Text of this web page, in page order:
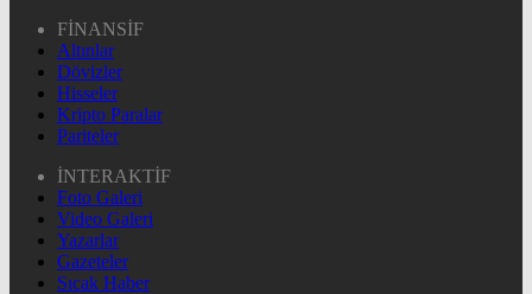
FİNANSİF
Altınlar
Dövizler
Hisseler
Kripto Paralar
Pariteler
İNTERAKTİF
Foto Galeri
Video Galeri
Yazarlar
Gazeteler
Sıcak Haber